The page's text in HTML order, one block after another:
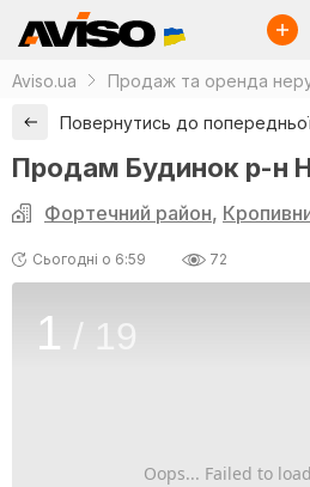
Aviso.ua Продаж та оренда
Повернутись до попередньої
Продам Будинок р-н
Фортечний район,
Сьогодні о 6:59 72
Oops... Failed to
1 / 19